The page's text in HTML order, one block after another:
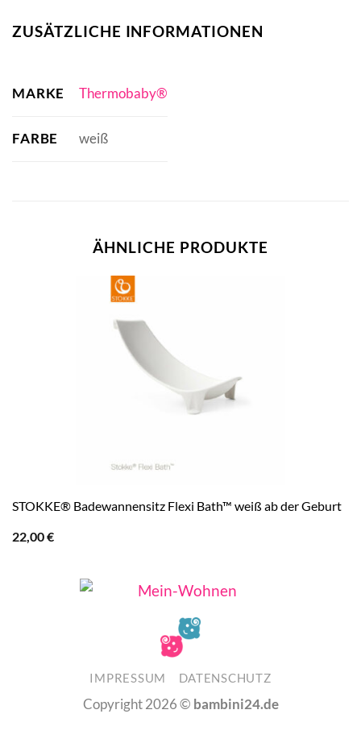
ZUSÄTZLICHE INFORMATIONEN
MARKE Thermobaby®
FARBE weiß
ÄHNLICHE PRODUKTE
STOKKE® Badewannensitz Flexi Bath™ weiß ab der Geburt
22,00€
IMPRESSUM DATENSCHUTZ
Copyright 2026 © bambini24.de